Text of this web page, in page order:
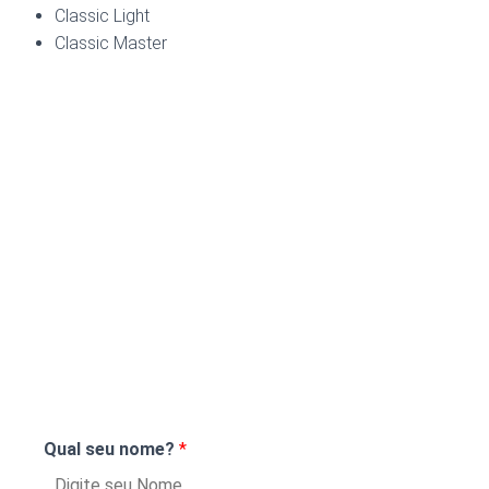
Classic Light
Classic Master
Qual seu nome? *